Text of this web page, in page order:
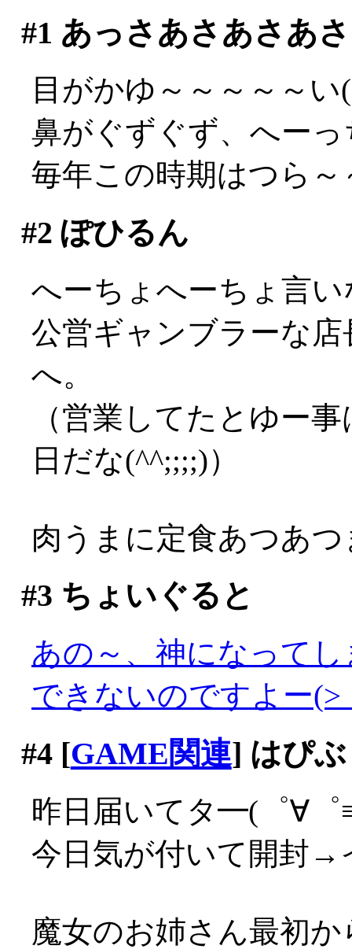
#1 あっさあさあさあ
目がかゆ～～～～～い
鼻がぐずぐず、へー
毎年この時期はつら～
#2 ぽひるん
へーちょへーちょ言
公営ギャンブラーな
へ。
（営業してたとゆー
日だな(^^;;;;)）
肉うまに定食あつあ
#3 ちょいぐると
あの～、神になって
できないのですよー
#4[GAME関連] はぴ
昨日届いてタ━(゜∀
今日気が付いて開封
魔女のお姉さん最初